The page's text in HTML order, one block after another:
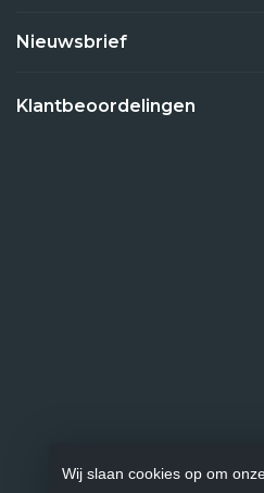
Nieuwsbrief
Klantbeoordelingen
Wij slaan cookies op om